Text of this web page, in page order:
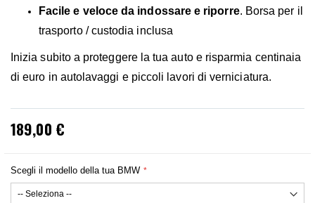
Facile e veloce da indossare e riporre. Borsa per il
trasporto / custodia inclusa
Inizia subito a proteggere la tua auto e risparmia centinaia
di euro in autolavaggi e piccoli lavori di verniciatura.
189,00 €
Scegli il modello della tua BMW